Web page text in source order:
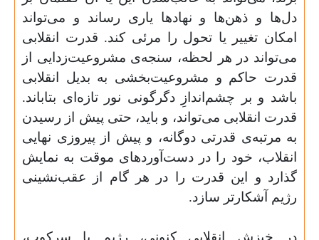
دل‌ها و ذهن‌ها و نهادها یاری رساند و می‌تواند
امکان تغییر یا تحول را مرئی کند. قدرت انقلابی
می‌تواند در هر لحظه، سنجه‌ی مشروعیت‌زدایی از
قدرت حاکم و مشروعیت‌بخشی به بدیل انقلابی
باشد و بر چشم‌اندازِ دگرگونی نور تازه‌ای بتاباند.
قدرت انقلابی می‌تواند، و باید، حتی پیش از رسیدن
به مرتبه‌ی قدرتی دوگانه، و پیش از پیروزی نهایی
انقلاب، خود را در دست‌آوردهای موقت به نمایش
گذارد و این قدرت را در هر گام از عقب‌نشینی
رژیم آشکارتر سازد.
در خیزش انقلابی کنونی، رژیم با سرکوب،